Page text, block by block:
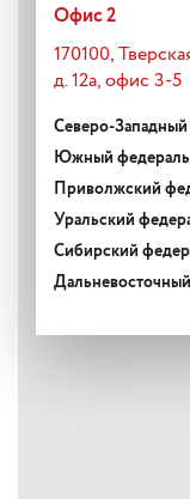
Офис 2
170100,
д. 12а, офис 3-5
Северо-
Южный
Приволжский
Уральский
Сибирский